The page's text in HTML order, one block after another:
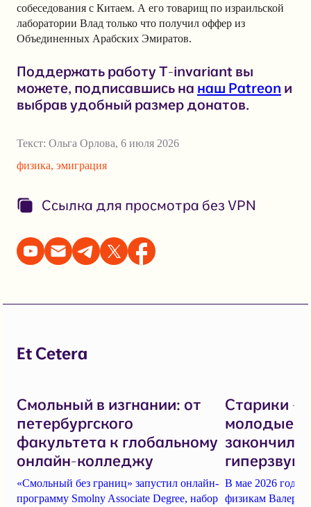
собеседования с Китаем. А его товарищ по израильской
лаборатории Влад только что получил оффер из
Объединенных Арабских Эмиратов.
Поддержать работу T-invariant вы
можете, подписавшись на наш Patreon и
выбрав удобный размер донатов.
Текст: Ольга Орлова, 6 июля 2026
физика, эмиграция
Ссылка для просмотра без VPN
Et Cetera
Смольный в изгнании: от
петербургского
факультета к глобальному
онлайн-колледжу
«Смольный без границ» запустил онлайн-
программу Smolny Associate Degree, набор
Старики —
молодые
В мае 2026 года
физикам